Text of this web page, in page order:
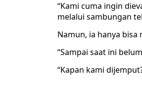
“Kami cuma ingin
melalui sambungan
Namun, ia hanya bisa
“Sampai saat ini
“Kapan kami